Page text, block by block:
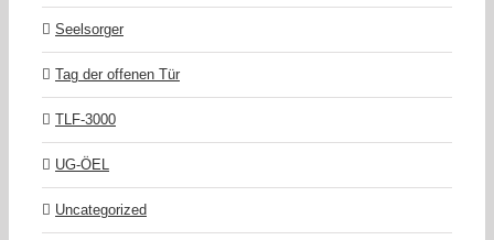
Seelsorger
Tag der offenen Tür
TLF-3000
UG-ÖEL
Uncategorized